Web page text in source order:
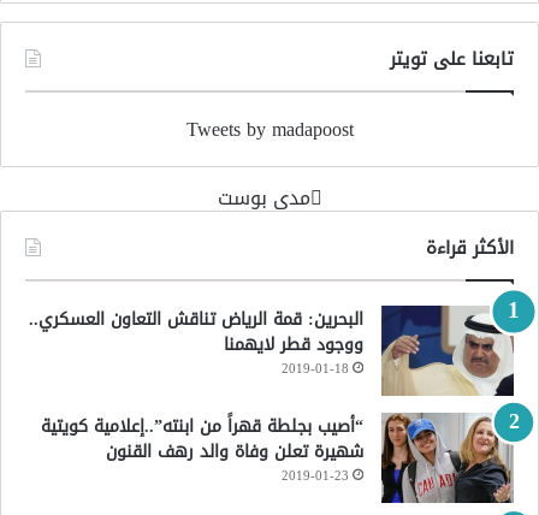
تابعنا على تويتر
Tweets by madapoost
‏مدى بوست‏
الأكثر قراءة
البحرين: قمة الرياض تناقش التعاون العسكري..
ووجود قطر لايهمنا
2019-01-18
“أصيب بجلطة قهراً من ابنته”..إعلامية كويتية
شهيرة تعلن وفاة والد رهف القنون
2019-01-23